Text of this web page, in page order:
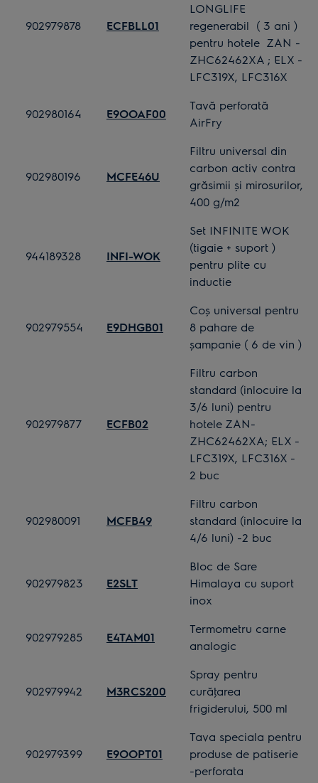
902979878 ECFBLL01
LONGLIFE
regenerabil ( 3 ani )
pentru hotele ZAN -
ZHC62462XA ; ELX -
LFC319X, LFC316X
902980164 E9OOAF00
Tavă perforată
AirFry
902980196 MCFE46U
Filtru universal din
carbon activ contra
grăsimii şi mirosurilor,
400 g/m2
944189328 INFI-WOK
Set INFINITE WOK
(tigaie + suport )
pentru plite cu
inductie
902979554 E9DHGB01
Coş universal pentru
8 pahare de
şampanie ( 6 de vin )
902979877 ECFB02
Filtru carbon
standard (inlocuire la
3/6 luni) pentru
hotele ZAN-
ZHC62462XA; ELX -
LFC319X, LFC316X -
2 buc
902980091 MCFB49
Filtru carbon
standard (inlocuire la
4/6 luni) -2 buc
902979823 E2SLT
Bloc de Sare
Himalaya cu suport
inox
902979285 E4TAM01
Termometru carne
analogic
902979942 M3RCS200
Spray pentru
curăţarea
frigiderului, 500 ml
902979399 E9OOPT01
Tava speciala pentru
produse de patiserie
-perforata